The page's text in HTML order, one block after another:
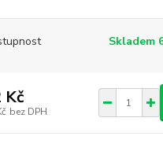
Skladem
Kč
bez DPH